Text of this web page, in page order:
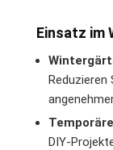
Einsatz im
DIY-